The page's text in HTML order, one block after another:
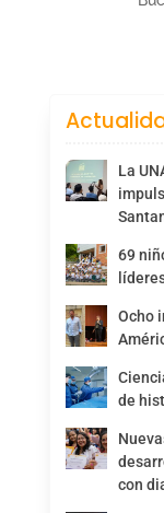
La
69
Ocho
de
con